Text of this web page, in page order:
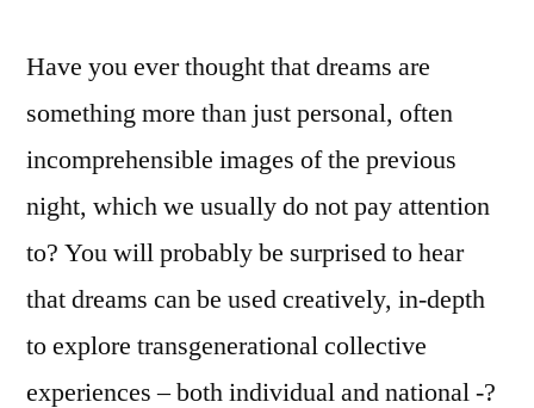
Have you ever thought that dreams are
something more than just personal, often
incomprehensible images of the previous
night, which we usually do not pay attention
to? You will probably be surprised to hear
that dreams can be used creatively, in-depth
to explore transgenerational collective
experiences – both individual and national -?